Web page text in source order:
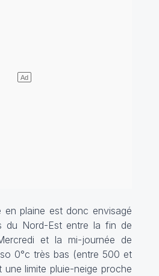
en plaine est donc envisagé
du Nord-Est entre la fin de
et la mi-journée de
0°c très bas (entre 500 et
limite pluie-neige proche